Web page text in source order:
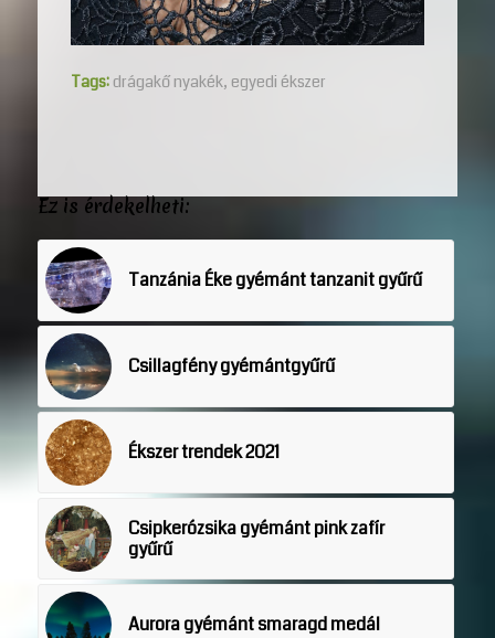
Tags: drágakő nyakék, egyedi ékszer
Ez is érdekelheti:
Tanzánia Éke gyémánt tanzanit gyűrű
Csillagfény gyémántgyűrű
Ékszer trendek 2021
Csipkerózsika gyémánt pink zafír
gyűrű
Aurora gyémánt smaragd medál